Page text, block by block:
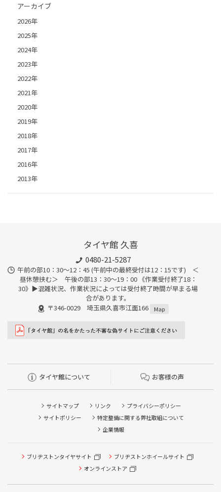
アーカイブ
2026年
2025年
2024年
2023年
2022年
2021年
2020年
2019年
2018年
2017年
2016年
2013年
タイヤ館 久喜
0480-21-5287
午前の部10：30～12：45 (午前中の最終受付は12：15です) ＜
昼休憩挟む＞ 午後の部13：30～19：00 《作業受付終了18：
30》▶︎混雑状況、作業状況によっては受付終了時間が早まる場
合があります。
〒346-0029 埼玉県久喜市江面166
Map
タイヤ館について お客様の声
サイトマップ リンク
プライバシーポリシー
サイトポリシー
特定整備に関する弊社取組について
企業情報
ブリヂストンタイヤサイト
ブリヂストンホイールサイト
オンラインストア
タイヤ点検・安全点検/タイヤ履き替え/オイル交換/その他
ピット作業の予約